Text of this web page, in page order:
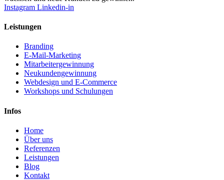
Instagram Linkedin-in
Leistungen
Branding
E-Mail-Marketing
Mitarbeitergewinnung
Neukundengewinnung
Webdesign und E-Commerce
Workshops und Schulungen
Infos
Home
Über uns
Referenzen
Leistungen
Blog
Kontakt